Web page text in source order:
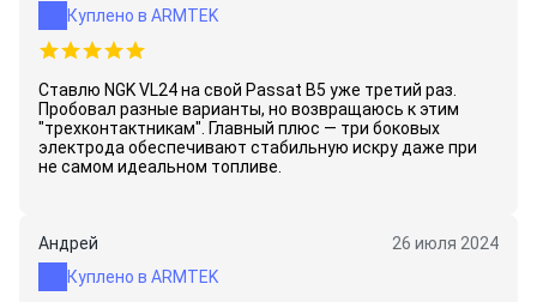
Куплено в ARMTEK
Ставлю NGK VL24 на свой Passat B5 уже третий раз.
Пробовал разные варианты, но возвращаюсь к этим
"трехконтактникам". Главный плюс — три боковых
электрода обеспечивают стабильную искру даже при
не самом идеальном топливе.
Андрей
26 июля 2024
Куплено в ARMTEK